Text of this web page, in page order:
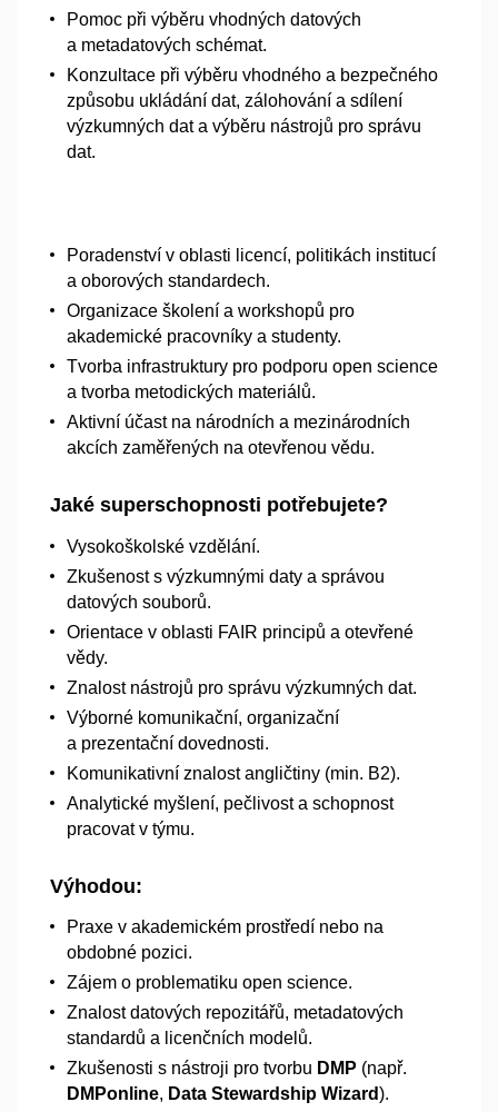
Pomoc při výběru vhodných datových
a metadatových schémat.
Konzultace při výběru vhodného a bezpečného
způsobu ukládání dat, zálohování a sdílení
výzkumných dat a výběru nástrojů pro správu
dat.
Poradenství v oblasti licencí, politikách institucí
a oborových standardech.
Organizace školení a workshopů pro
akademické pracovníky a studenty.
Tvorba infrastruktury pro podporu open science
a tvorba metodických materiálů.
Aktivní účast na národních a mezinárodních
akcích zaměřených na otevřenou vědu.
Jaké superschopnosti potřebujete?
Vysokoškolské vzdělání.
Zkušenost s výzkumnými daty a správou
datových souborů.
Orientace v oblasti FAIR principů a otevřené
vědy.
Znalost nástrojů pro správu výzkumných dat.
Výborné komunikační, organizační
a prezentační dovednosti.
Komunikativní znalost angličtiny (min. B2).
Analytické myšlení, pečlivost a schopnost
pracovat v týmu.
Výhodou:
Praxe v akademickém prostředí nebo na
obdobné pozici.
Zájem o problematiku open science.
Znalost datových repozitářů, metadatových
standardů a licenčních modelů.
Zkušenosti s nástroji pro tvorbu DMP (např.
DMPonline, Data Stewardship Wizard).